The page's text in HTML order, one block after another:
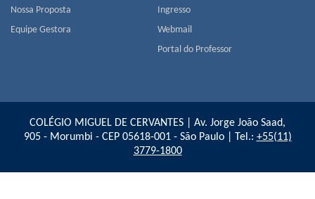
Nossa Proposta
Equipe Gestora
Ingresso
Webmail
Portal do Professor
COLÉGIO MIGUEL DE CERVANTES | Av. Jorge João Saad,
905 - Morumbi - CEP 05618-001 - São Paulo | Tel.: +55(11)
3779-1800